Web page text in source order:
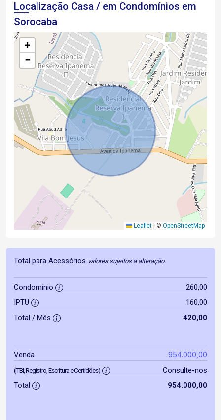
Localização Casa / em Condomínios em
Sorocaba
+
−
Leaflet © OpenStreetMap
Total para Acessórios valores sujeitos a alteração.
Condomínio
260,00
IPTU
160,00
Total / Mês
420,00
Venda 954.000,00
(ITBI, Registro, Escritura e Certidões)
Consulte-nos
Total
954.000,00